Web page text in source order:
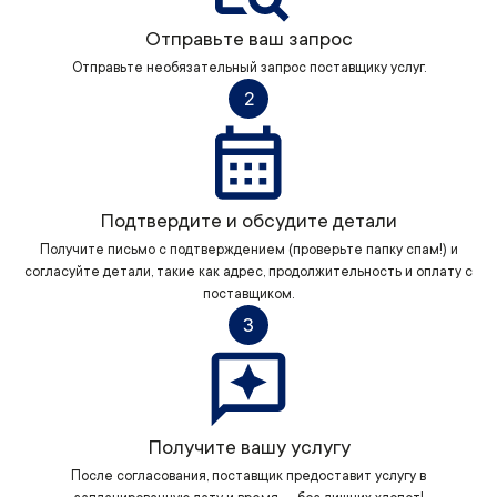
Отправьте ваш запрос
Отправьте необязательный запрос поставщику услуг.
2
Подтвердите и обсудите детали
Получите письмо с подтверждением (проверьте папку спам!) и
согласуйте детали, такие как адрес, продолжительность и оплату с
поставщиком.
3
Получите вашу услугу
После согласования, поставщик предоставит услугу в